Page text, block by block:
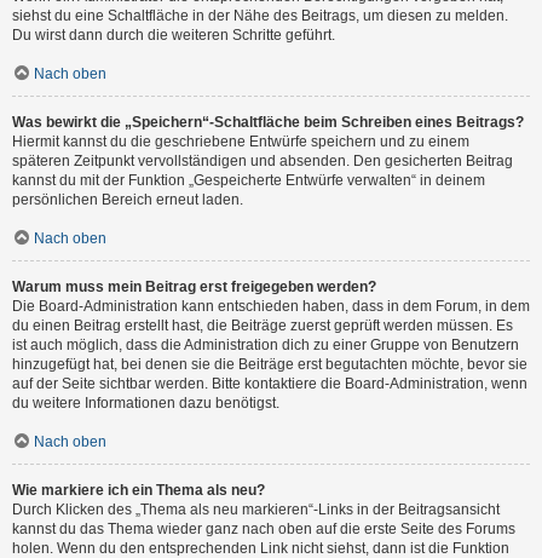
siehst du eine Schaltfläche in der Nähe des Beitrags, um diesen zu melden.
Du wirst dann durch die weiteren Schritte geführt.
Nach oben
Was bewirkt die „Speichern“-Schaltfläche beim Schreiben eines Beitrags?
Hiermit kannst du die geschriebene Entwürfe speichern und zu einem
späteren Zeitpunkt vervollständigen und absenden. Den gesicherten Beitrag
kannst du mit der Funktion „Gespeicherte Entwürfe verwalten“ in deinem
persönlichen Bereich erneut laden.
Nach oben
Warum muss mein Beitrag erst freigegeben werden?
Die Board-Administration kann entschieden haben, dass in dem Forum, in dem
du einen Beitrag erstellt hast, die Beiträge zuerst geprüft werden müssen. Es
ist auch möglich, dass die Administration dich zu einer Gruppe von Benutzern
hinzugefügt hat, bei denen sie die Beiträge erst begutachten möchte, bevor sie
auf der Seite sichtbar werden. Bitte kontaktiere die Board-Administration, wenn
du weitere Informationen dazu benötigst.
Nach oben
Wie markiere ich ein Thema als neu?
Durch Klicken des „Thema als neu markieren“-Links in der Beitragsansicht
kannst du das Thema wieder ganz nach oben auf die erste Seite des Forums
holen. Wenn du den entsprechenden Link nicht siehst, dann ist die Funktion